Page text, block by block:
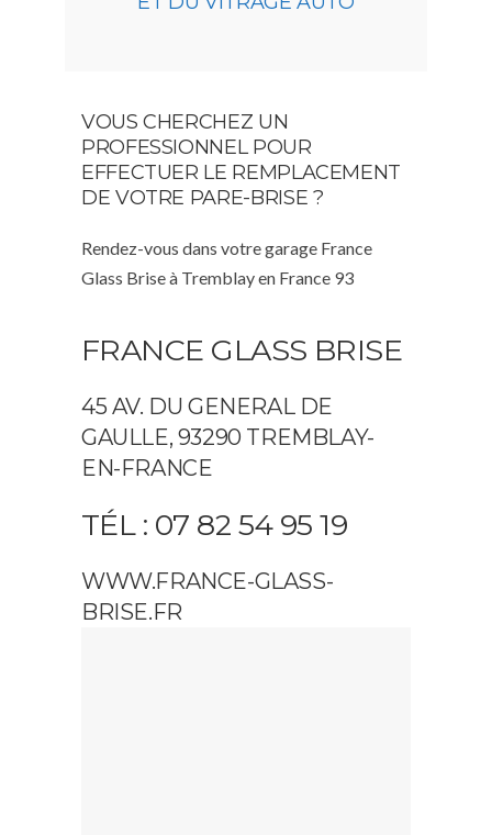
VOUS CHERCHEZ UN
PROFESSIONNEL POUR
EFFECTUER LE REMPLACEMENT
DE VOTRE PARE-BRISE ?
Rendez-vous dans votre garage France
Glass Brise à Tremblay en France 93
FRANCE GLASS BRISE
45 AV. DU GENERAL DE
GAULLE, 93290 TREMBLAY-
EN-FRANCE
TÉL : 07 82 54 95 19
WWW.FRANCE-GLASS-
BRISE.FR